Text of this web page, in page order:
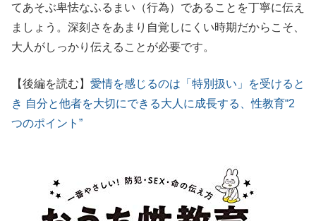
てあそぶ卑怯なふるまい（行為）であることを丁寧に伝え
ましょう。深刻さをあまり自覚しにくい時期だからこそ、
大人がしっかり伝えることが必要です。
【後編を読む】 愛情を感じるのは「特別扱い」を受けると
き 自分と他者を大切にできる大人に成長する、性教育“2
つのポイント”